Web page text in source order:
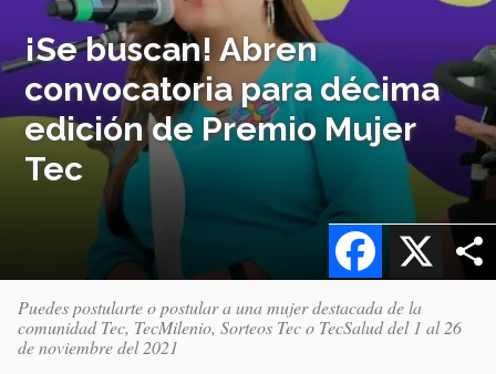
¡Se buscan! Abren
convocatoria para décima
edición de Premio Mujer
Tec
X
Facebook
Puedes postularte o postular a una mujer destacada de la
comunidad Tec, TecMilenio, Sorteos Tec o TecSalud del 1 al 26
de noviembre del 2021